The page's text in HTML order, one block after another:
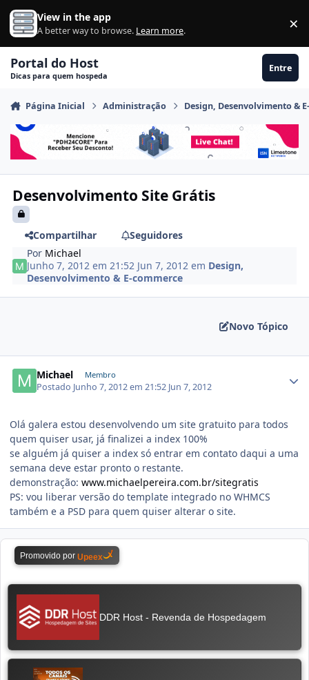
Ir para conteúdo
View in the app
A better way to browse. Learn more. ×
Portal do Host
Dicas para quem hospeda
Entre
Página Inicial Administração Design, Desenvolvimento &
Desenvolvimento Site Grátis
Compartilhar
Seguidores
Por Michael
Junho 7, 2012 em 21:52 Jun 7, 2012 em Design,
Desenvolvimento & E-commerce
Novo Tópico
Michael Membro
Postado Junho 7, 2012 em 21:52 Jun 7, 2012
Olá galera estou desenvolvendo um site gratuito para todos
quem quiser usar, já finalizei a index 100%
se alguém já quiser a index só entrar em contato daqui a uma
semana deve estar pronto o restante.
demonstração: www.michaelpereira.com.br/sitegratis
PS: vou liberar versão do template integrado no WHMCS
também e a PSD para quem quiser alterar o site.